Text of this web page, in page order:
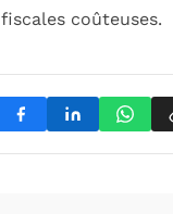
coûteuses.